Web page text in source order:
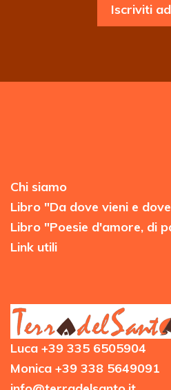
Iscriviti
Chi siamo
Libro "Da dove vieni e
Libro "Poesie d'amore, di
Link utili
Luca +39 335 6505904
Monica +39 338 5649091